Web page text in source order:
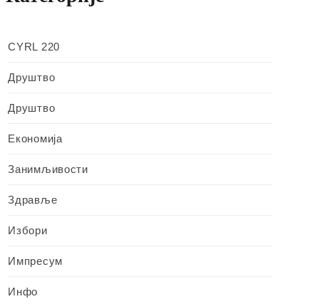
CYRL 220
Друштво
Друштво
Економија
Занимљивости
Здравље
Избори
Импресум
Инфо